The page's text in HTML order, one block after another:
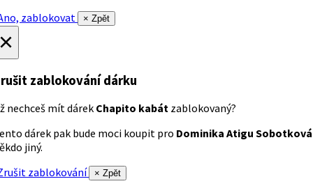
zablokovat
× Zpět
zablokování dárku
nechceš mít dárek Chapito kabát zablokovaný?
dárek pak bude moci koupit pro Dominika Atigu Sobotková
jiný.
zablokování
× Zpět